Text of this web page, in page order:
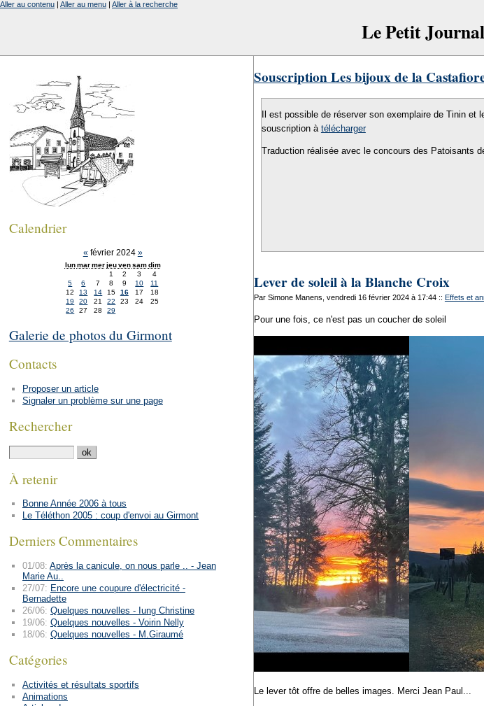
Le Petit
Aller au contenu | Aller au menu | Aller à la recherche
Souscription Les bijoux de la
Il est possible de réserver son exemplaire de Tinin et
souscription à télécharger
Traduction réalisée avec le concours des Patoisants
Lever de soleil à la Blanche Croix
Par Simone Manens, vendredi 16 février 2024 à 17:44 :: Effets et
Pour une fois, ce n'est pas un coucher de soleil
Le lever tôt offre de belles images. Merci Jean Paul...
Calendrier
« février 2024 »
lun mar mer jeu ven sam dim
1
2 3
4
5
6 7 8 9 10
11
12
13 14 15 16 17
18
19
20 21 22 23 24
25
26
27 28 29
Galerie de photos du Girmont
Contacts
Proposer un article
Signaler un problème sur une page
Rechercher
À retenir
Bonne Année 2006 à tous
Le Téléthon 2005 : coup d'envoi au Girmont
Derniers Commentaires
01/08: Après la canicule, on nous parle .. - Jean
Marie Au..
27/07: Encore une coupure d'électricité -
Bernadette
26/06: Quelques nouvelles - Iung Christine
19/06: Quelques nouvelles - Voirin Nelly
18/06: Quelques nouvelles - M.Giraumé
Catégories
Activités et résultats sportifs
Animations